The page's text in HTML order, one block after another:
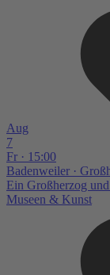
Aug
7
Fr · 15:00
Badenweiler ·
Ein Großherzog
Museen & Kunst